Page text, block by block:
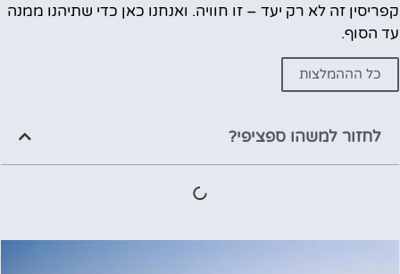
קפריסין זה לא רק יעד – זו חוויה. ואנחנו כאן כדי שתיהנו ממנה
עד הסוף.
כל הההמלצות
לחזור למשהו ספציפי?